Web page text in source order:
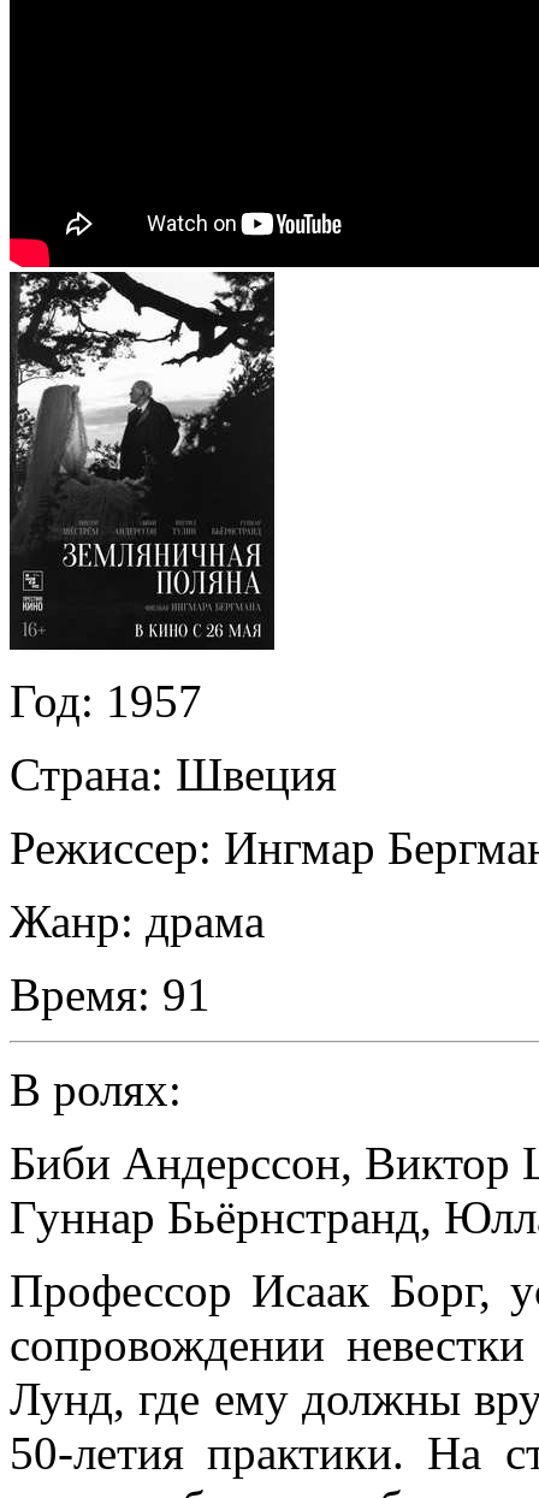
Год: 1957
Страна: Швеция
Режиссер: Ингмар
Жанр: драма
Время: 91
В ролях:
Биби Андерссон, Виктор
Гуннар Бьёрнстранд,
Профессор Исаак Борг,
сопровождении
Лунд, где ему должны
50-летия практики. На